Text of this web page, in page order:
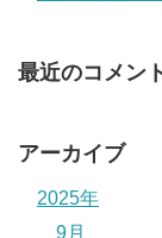
最近のコメン
アーカイブ
2025年
9月